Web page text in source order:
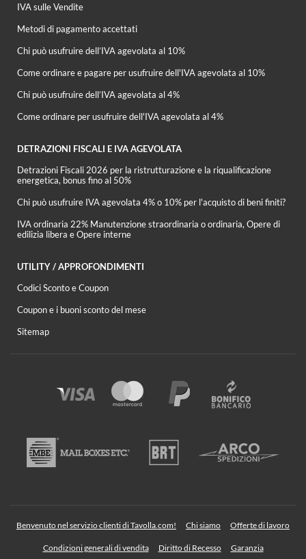
IVA sulle Vendite
Metodi di pagamento accettati
Chi può usufruire dell’IVA agevolata al 10%
Come ordinare e pagare per usufruire dell'IVA agevolata al 10%
Chi può usufruire dell’IVA agevolata al 4%
Come ordinare per usufruire dell'IVA agevolata al 4%
DETRAZIONI FISCALI E IVA AGEVOLATA
Detrazioni Fiscali 2026 per la ristrutturazione e la riqualificazione
energetica, bonus fino al 50%
Chi può usufruire IVA agevolata 4% o 10% per l'acquisto di beni finiti?
IVA ordinaria 22% Manutenzione straordinaria o ordinaria, Opere di
edilizia libera e Opere interne
UTILITY / APPROFONDIMENTI
Codici Sconto e Coupon
Coupon e i buoni sconto del mese
Sitemap
Benvenuto nel servizio clienti di Tavolla.com! Chi siamo Offerte di lavoro
Condizioni generali di vendita Diritto di Recesso Garanzia